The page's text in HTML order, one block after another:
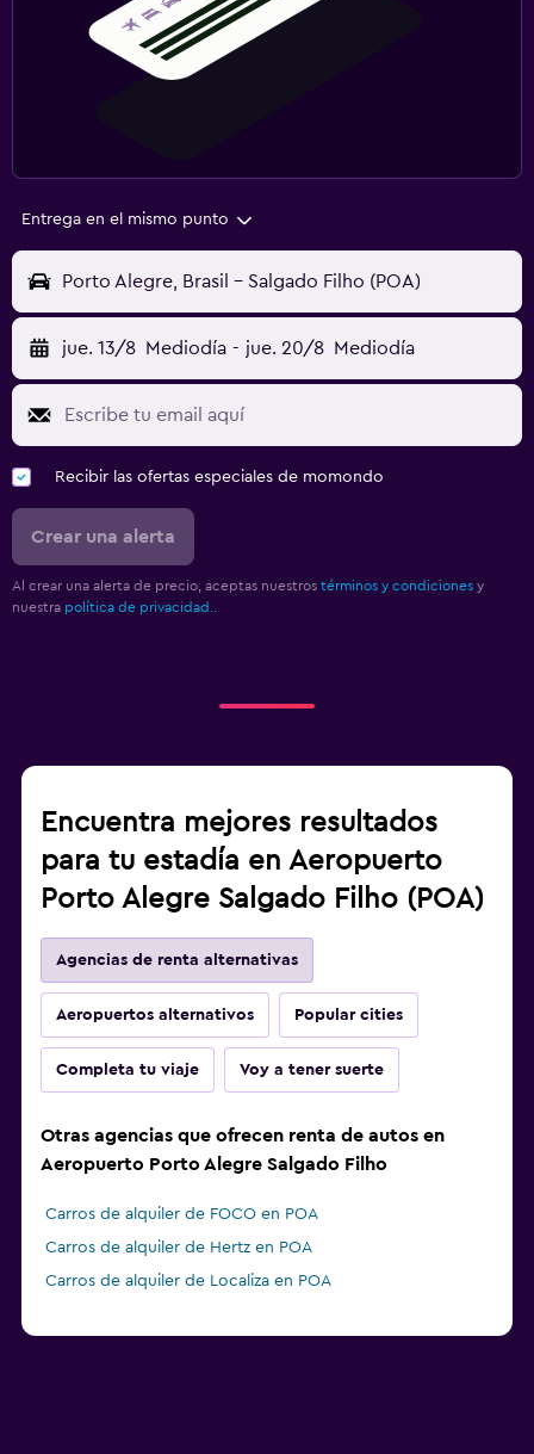
Entrega en el mismo punto
Porto Alegre, Brasil - Salgado Filho (POA)
jue. 13/8 Mediodía - jue. 20/8 Mediodía
Recibir las ofertas especiales de momondo
Crear una alerta
Al crear una alerta de precio, aceptas nuestros términos y condiciones y
nuestra política de privacidad..
Encuentra mejores resultados
para tu estadía en Aeropuerto
Porto Alegre Salgado Filho (POA)
Agencias de renta alternativas
Aeropuertos alternativos Popular cities
Completa tu viaje Voy a tener suerte
Otras agencias que ofrecen renta de autos en
Aeropuerto Porto Alegre Salgado Filho
Carros de alquiler de FOCO en POA
Carros de alquiler de Hertz en POA
Carros de alquiler de Localiza en POA